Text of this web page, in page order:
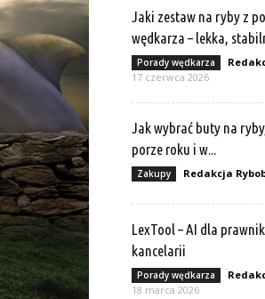
Jaki zestaw na ryby z
wędkarza – lekka,
Porady wędkarza
17 czerwca 2026
Jak wybrać buty na
porze roku i w...
Zakupy Redakcja
LexTool – AI dla
kancelarii
Porady wędkarza
18 marca 2026